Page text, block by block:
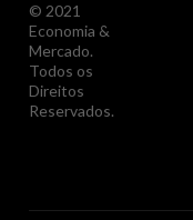
© 2021
Economia &
Mercado.
Todos os
Direitos
Reservados.